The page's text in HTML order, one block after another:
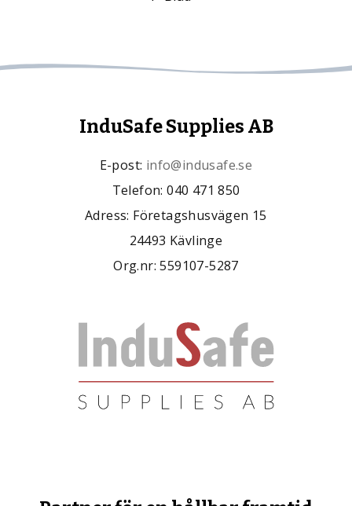
InduSafe Supplies AB
E-post: info@indusafe.se
Telefon: 040 471 850
Adress: Företagshusvägen 15
24493 Kävlinge
Org.nr: 559107-5287